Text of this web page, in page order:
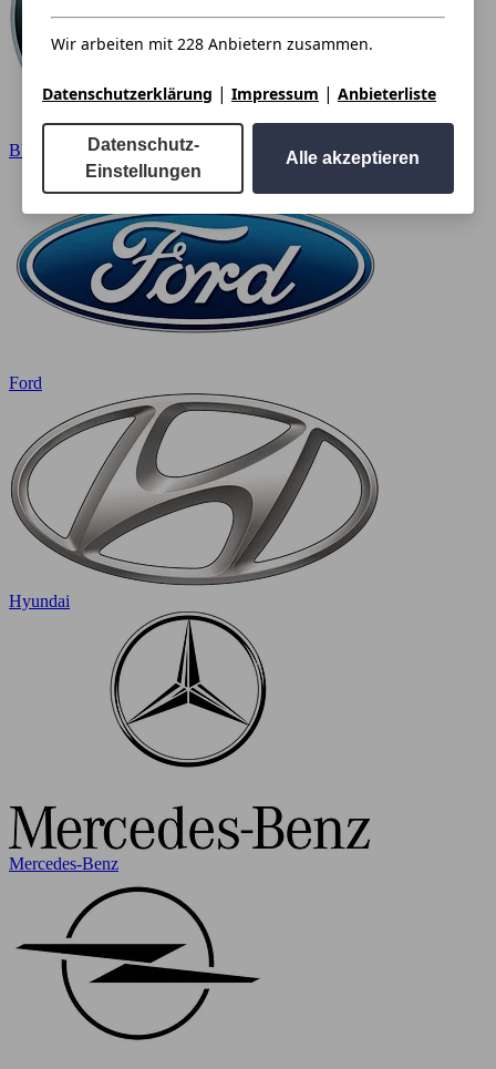
BMW
Ford
Hyundai
Mercedes-Benz
Wir arbeiten mit 228 Anbietern zusammen.
Datenschutzerklärung | Impressum | Anbieterliste
Datenschutz-
Einstellungen
Alle akzeptieren